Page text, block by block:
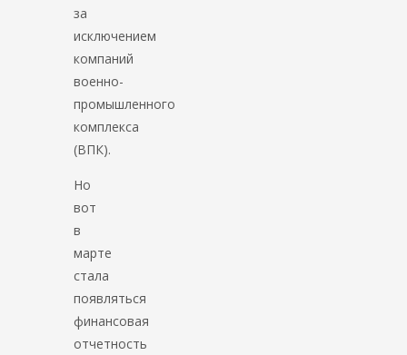
за
исключением
компаний
военно-
промышленного
комплекса
(ВПК).
Но
вот
в
марте
стала
появляться
финансовая
отчетность